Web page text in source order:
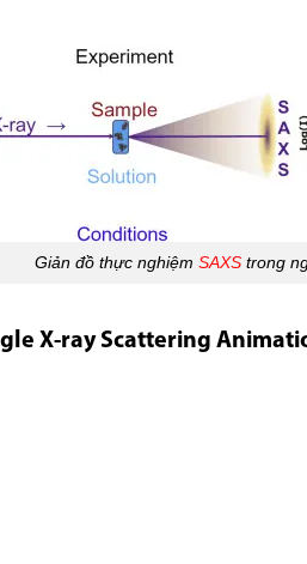
Giản đồ thực nghiệm SAXS trong
X-ray Scattering